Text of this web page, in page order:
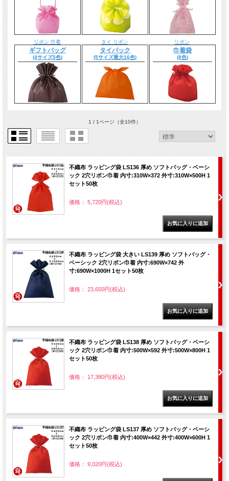
リボン 巾着
ギフトバッグ
(4サイズ5色)
タイ リボン
タイパック
(5サイズ最大16色)
リボン
巾着袋
(8色)
1 / 1ページ（全10件）
不織布 ラッピング袋 LS136 厚め ソフトバッグ・ベーシ
ック 2穴リボン巾着 内寸:310W×372 外寸:310W×500H 1
セット50枚
価格： 5,720円(税込)
不織布 ラッピング袋 大きい LS139 厚め ソフトバッグ・
ベーシック 2穴リボン巾着 内寸:690W×742 外
寸:690W×1000H 1セット50枚
価格： 23,650円(税込)
不織布 ラッピング袋 LS138 厚め ソフトバッグ・ベーシ
ック 2穴リボン巾着 内寸:500W×592 外寸:500W×800H 1
セット50枚
価格： 17,380円(税込)
不織布 ラッピング袋 LS137 厚め ソフトバッグ・ベーシ
ック 2穴リボン巾着 内寸:400W×442 外寸:400W×600H 1
セット50枚
価格： 9,020円(税込)